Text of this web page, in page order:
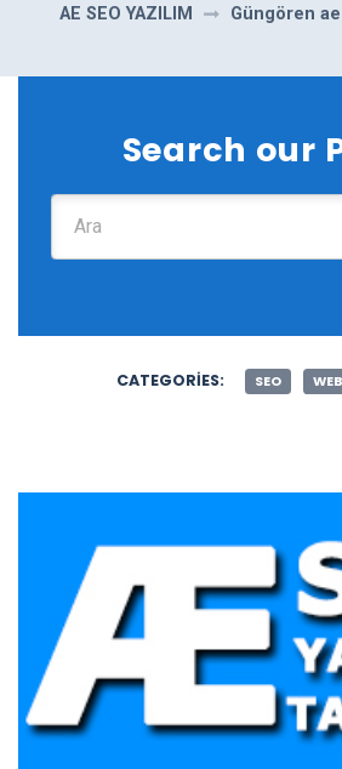
AE SEO YAZILIM Güngören
Search our
CATEGORIES: SEO